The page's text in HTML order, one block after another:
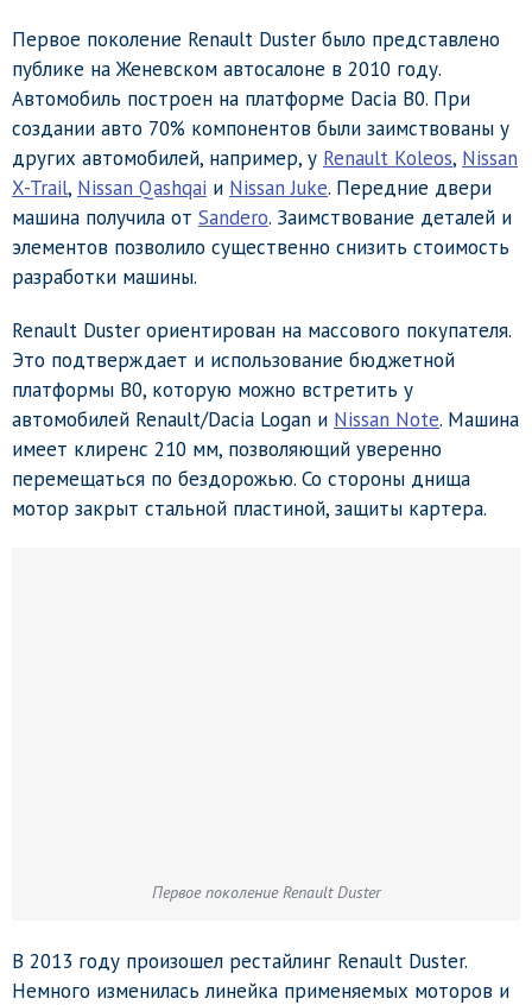
Первое поколение Renault Duster было представлено
публике на Женевском автосалоне в 2010 году.
Автомобиль построен на платформе Dacia B0. При
создании авто 70% компонентов были заимствованы у
других автомобилей, например, у Renault Koleos, Nissan
X-Trail, Nissan Qashqai и Nissan Juke. Передние двери
машина получила от Sandero. Заимствование деталей и
элементов позволило существенно снизить стоимость
разработки машины.
Renault Duster ориентирован на массового покупателя.
Это подтверждает и использование бюджетной
платформы B0, которую можно встретить у
автомобилей Renault/Dacia Logan и Nissan Note. Машина
имеет клиренс 210 мм, позволяющий уверенно
перемещаться по бездорожью. Со стороны днища
мотор закрыт стальной пластиной, защиты картера.
Первое поколение Renault Duster
В 2013 году произошел рестайлинг Renault Duster.
Немного изменилась линейка применяемых моторов и